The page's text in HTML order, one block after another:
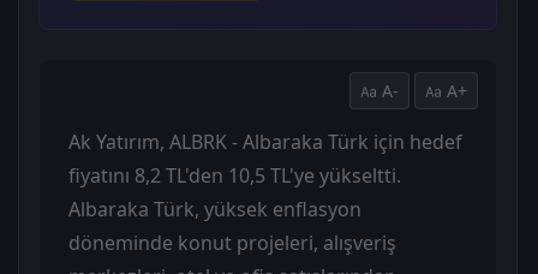
A- A+
Ak Yatırım, ALBRK - Albaraka Türk için hedef
fiyatını 8,2 TL'den 10,5 TL'ye yükseltti.
Albaraka Türk, yüksek enflasyon
döneminde konut projeleri, alışveriş